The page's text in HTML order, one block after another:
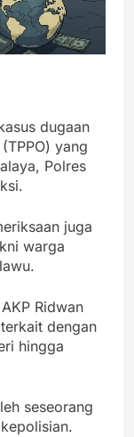
dugaan
yang
Polres
juga
warga
Ridwan
dengan
hingga
seseorang